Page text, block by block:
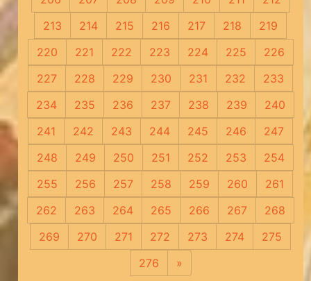
213
214 215 216 217 218
219
220
221 222 223 224 225
226
227
228 229 230 231 232
233
234
235 236 237 238 239
240
241
242 243 244 245 246
247
248
249 250 251 252 253
254
255
256 257 258 259 260
261
262
263 264 265 266 267
268
269
270 271 272 273 274
275
276
»